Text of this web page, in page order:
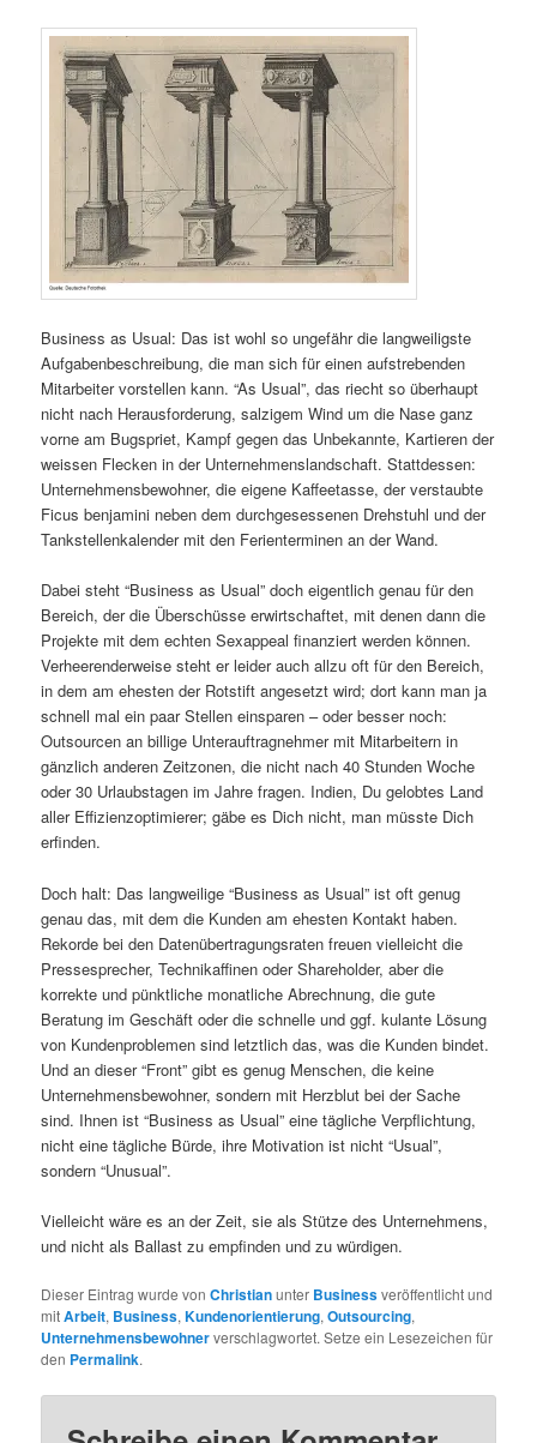
Business as Usual: Das ist wohl so ungefähr die langweiligste
Aufgabenbeschreibung, die man sich für einen aufstrebenden
Mitarbeiter vorstellen kann. “As Usual”, das riecht so überhaupt
nicht nach Herausforderung, salzigem Wind um die Nase ganz
vorne am Bugspriet, Kampf gegen das Unbekannte, Kartieren der
weissen Flecken in der Unternehmenslandschaft. Stattdessen:
Unternehmensbewohner, die eigene Kaffeetasse, der verstaubte
Ficus benjamini neben dem durchgesessenen Drehstuhl und der
Tankstellenkalender mit den Ferienterminen an der Wand.
Dabei steht “Business as Usual” doch eigentlich genau für den
Bereich, der die Überschüsse erwirtschaftet, mit denen dann die
Projekte mit dem echten Sexappeal finanziert werden können.
Verheerenderweise steht er leider auch allzu oft für den Bereich,
in dem am ehesten der Rotstift angesetzt wird; dort kann man ja
schnell mal ein paar Stellen einsparen – oder besser noch:
Outsourcen an billige Unterauftragnehmer mit Mitarbeitern in
gänzlich anderen Zeitzonen, die nicht nach 40 Stunden Woche
oder 30 Urlaubstagen im Jahre fragen. Indien, Du gelobtes Land
aller Effizienzoptimierer; gäbe es Dich nicht, man müsste Dich
erfinden.
Doch halt: Das langweilige “Business as Usual” ist oft genug
genau das, mit dem die Kunden am ehesten Kontakt haben.
Rekorde bei den Datenübertragungsraten freuen vielleicht die
Pressesprecher, Technikaffinen oder Shareholder, aber die
korrekte und pünktliche monatliche Abrechnung, die gute
Beratung im Geschäft oder die schnelle und ggf. kulante Lösung
von Kundenproblemen sind letztlich das, was die Kunden bindet.
Und an dieser “Front” gibt es genug Menschen, die keine
Unternehmensbewohner, sondern mit Herzblut bei der Sache
sind. Ihnen ist “Business as Usual” eine tägliche Verpflichtung,
nicht eine tägliche Bürde, ihre Motivation ist nicht “Usual”,
sondern “Unusual”.
Vielleicht wäre es an der Zeit, sie als Stütze des Unternehmens,
und nicht als Ballast zu empfinden und zu würdigen.
Dieser Eintrag wurde vonChristianunter Businessveröffentlicht und
mitArbeit, Business,Kundenorientierung,Outsourcing,
Unternehmensbewohnerverschlagwortet. Setze ein Lesezeichen für
den Permalink.